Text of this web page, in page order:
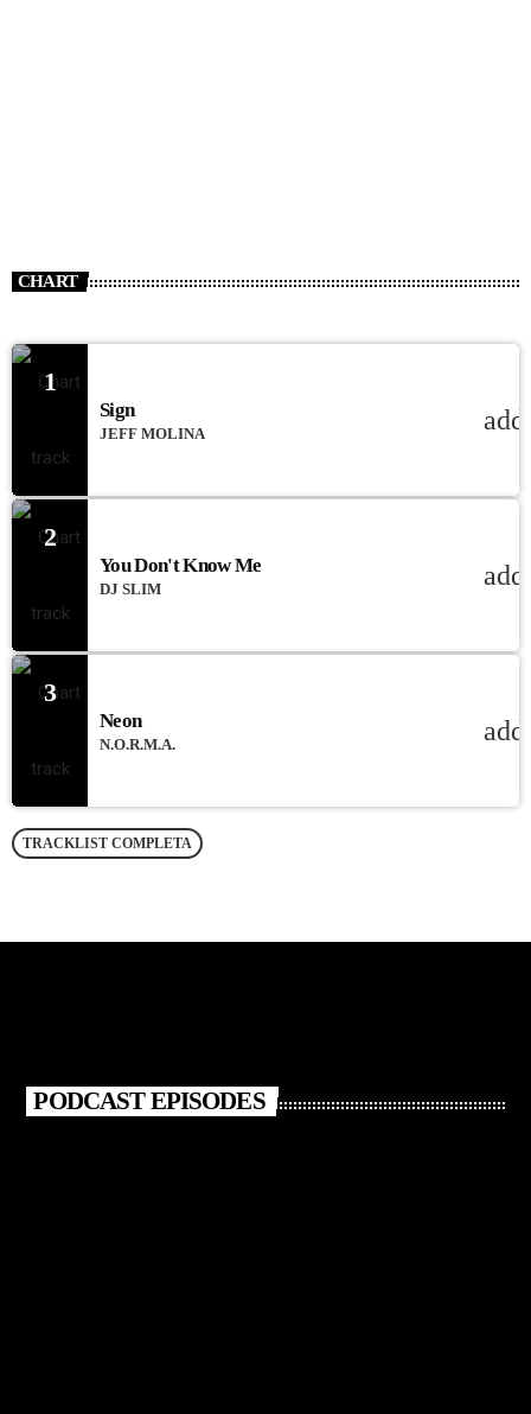
CHART
1
Sign
JEFF MOLINA
2
You Don't Know Me
DJ SLIM
3
Neon
N.O.R.M.A.
TRACKLIST COMPLETA
PODCAST EPISODES